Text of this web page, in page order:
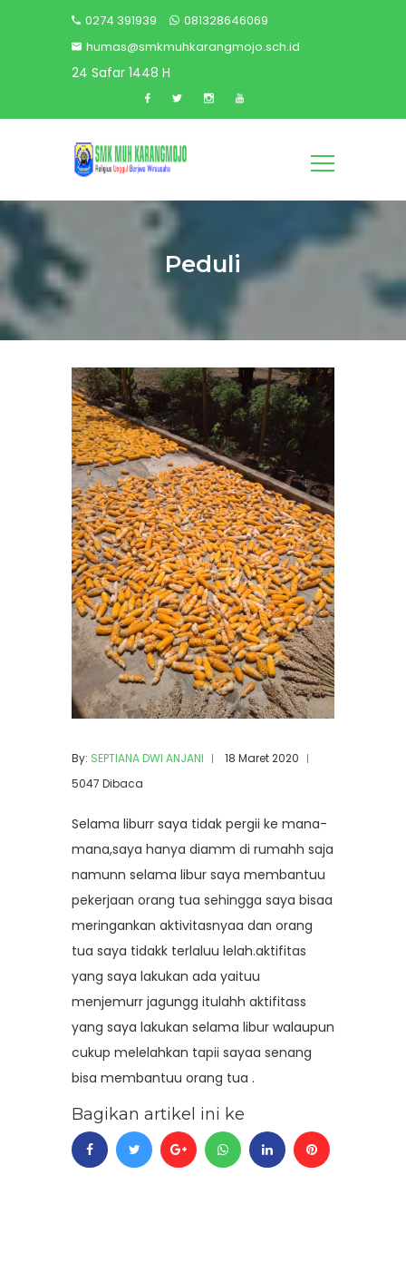
0274 391939
081328646069
humas@smkmuhkarangmojo.sch.id
24 Safar 1448 H
Peduli
By: SEPTIANA DWI ANJANI
18 Maret 2020
5047 Dibaca
Selama liburr saya tidak pergii ke mana-
mana,saya hanya diamm di rumahh saja
namunn selama libur saya membantuu
pekerjaan orang tua sehingga saya bisaa
meringankan aktivitasnyaa dan orang
tua saya tidakk terlaluu lelah.aktifitas
yang saya lakukan ada yaituu
menjemurr jagungg itulahh aktifitass
yang saya lakukan selama libur walaupun
cukup melelahkan tapii sayaa senang
bisa membantuu orang tua .
Bagikan artikel ini ke